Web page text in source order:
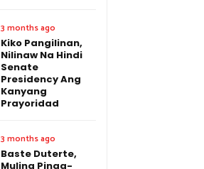
3 months ago
Kiko Pangilinan,
Nilinaw Na Hindi
Senate
Presidency Ang
Kanyang
Prayoridad
3 months ago
Baste Duterte,
Muling Pinag-